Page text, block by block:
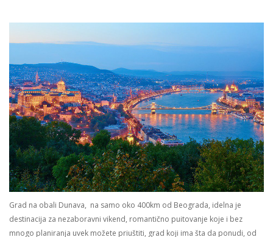
Grad na obali Dunava, na samo oko 400km od Beograda, idelna je
destinacija za nezaboravni vikend, romantično puitovanje koje i bez
mnogo planiranja uvek možete priuštiti, grad koji ima šta da ponudi, od